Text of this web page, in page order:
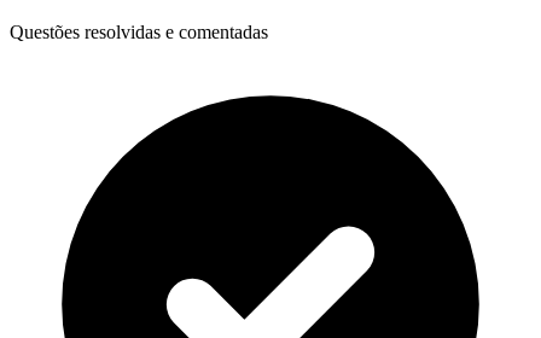
Questões resolvidas e comentadas